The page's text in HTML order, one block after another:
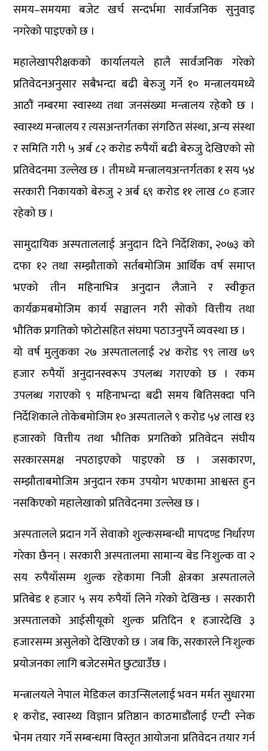
समय–समयमा बजेट खर्च सन्दर्भमा सार्वजनिक सुनुवाइ
नगरेको पाइएको छ ।
महालेखापरीक्षकको कार्यालयले हालै सार्वजनिक गरेको
प्रतिवेदनअनुसार सबैभन्दा बढी बेरुजु गर्ने १० मन्त्रालयमध्ये
आठौं नम्बरमा स्वास्थ्य तथा जनसंख्या मन्त्रालय रहेकोे छ ।
स्वास्थ्य मन्त्रालय र त्यसअन्तर्गतका संगठित संस्था, अन्य संस्था
र समिति गरी ५ अर्ब ८२ करोड रुपैयाँ बढी बेरुजु देखिएको सो
प्रतिवेदनमा उल्लेख छ । तीमध्ये मन्त्रालयअन्तर्गतका १ सय ५४
सरकारी निकायको बेरुजु २ अर्ब ६९ करोड ११ लाख ८० हजार
रहेको छ ।
सामुदायिक अस्पताललाई अनुदान दिने निर्देशिका, २०७३ को
दफा १२ तथा सम्झौताको सर्तबमोजिम आर्थिक वर्ष समाप्त
भएको तीन महिनाभित्र अनुदान लैजाने र स्वीकृत
कार्यक्रमबमोजिम कार्य सञ्चालन गरी सोको वित्तीय तथा
भौतिक प्रगतिको फोटोसहित संघमा पठाउनुपर्ने व्यवस्था छ ।
यो वर्ष मुलुकका २७ अस्पताललाई २४ करोड ९९ लाख ७९
हजार रुपैयाँ अनुदानस्वरूप उपलब्ध गराएको छ । रकम
उपलब्ध गराएको ९ महिनाभन्दा बढी समय बितिसक्दा पनि
निर्देशिकाले तोकेबमोजिम १० अस्पतालले ९ करोड ५४ लाख १३
हजारको वित्तीय तथा भौतिक प्रगतिको प्रतिवेदन संघीय
सरकारसमक्ष नपठाइएको पाइएको छ । जसकारण,
सम्झौताबमोजिम अनुदान रकम उपयोग भएकामा आश्वस्त हुन
नसकिएको महालेखाको प्रतिवेदनमा उल्लेख छ ।
अस्पतालले प्रदान गर्ने सेवाको शुल्कसम्बन्धी मापदण्ड निर्धारण
गरेका छैनन् । सरकारी अस्पतालमा सामान्य बेड निःशुल्क वा २
सय रुपैयाँसम्म शुल्क रहेकामा निजी क्षेत्रका अस्पतालले
प्रतिबेड १ हजार ५ सय रुपैयाँ लिने गरेको देखिन्छ । सरकारी
अस्पतालको आईसीयूको शुल्क प्रतिदिन १ हजारदेखि ३
हजारसम्म असुलेको देखिएको छ । जब कि, सरकारले निःशुल्क
प्रयोजनका लागि बजेटसमेत छुट्याउँछ ।
मन्त्रालयले नेपाल मेडिकल काउन्सिललाई भवन मर्मत सुधारमा
१ करोड, स्वास्थ्य विज्ञान प्रतिष्ठान काठमाडौंलाई एन्टी स्नेक
भेनम तयार गर्ने सम्बन्धमा विस्तृत आयोजना प्रतिवेदन तयार गर्न